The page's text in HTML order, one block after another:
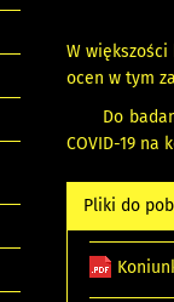
W
ocen w tym
Do
COVID-19 na
Pliki do